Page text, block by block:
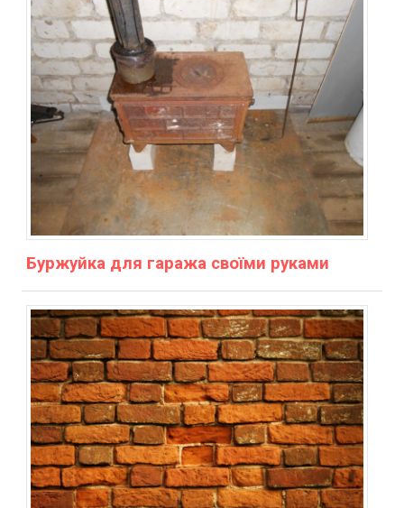
Буржуйка для гаража своїми руками